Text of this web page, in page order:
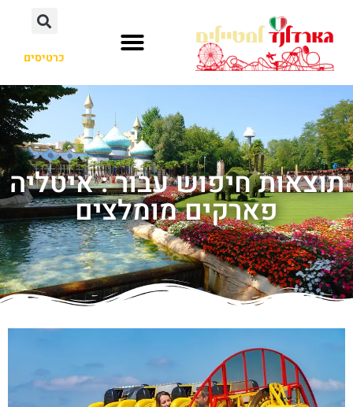
כרטיסים
תוצאות חיפוש עבור : איטליה
פארקים מומלצים